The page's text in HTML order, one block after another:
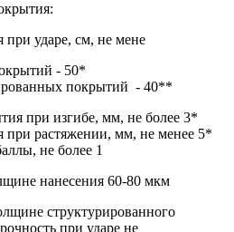
ударе, см, не мене
- 50*
покрытий - 40**
при изгибе, мм, не более 3*
при растяжении, мм, не менее 5*
не более 1
нанесения 60-80 мкм
структурированного
при ударе не